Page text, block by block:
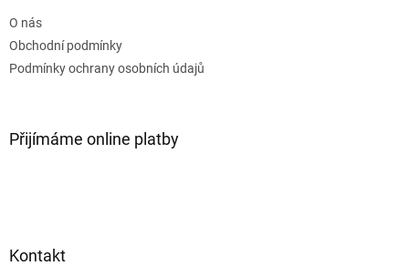
O nás
Obchodní podmínky
Podmínky ochrany osobních údajů
Přijímáme online platby
Kontakt